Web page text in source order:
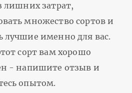
лишних затрат,
множество сортов и
лучшие именно для вас.
сорт вам хорошо
- напишите отзыв и
опытом.